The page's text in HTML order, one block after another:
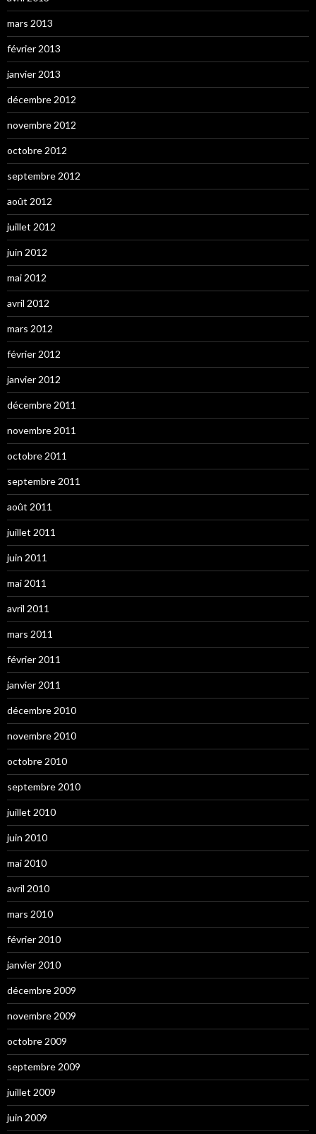
mars 2013
février 2013
janvier 2013
décembre 2012
novembre 2012
octobre 2012
septembre 2012
août 2012
juillet 2012
juin 2012
mai 2012
avril 2012
mars 2012
février 2012
janvier 2012
décembre 2011
novembre 2011
octobre 2011
septembre 2011
août 2011
juillet 2011
juin 2011
mai 2011
avril 2011
mars 2011
février 2011
janvier 2011
décembre 2010
novembre 2010
octobre 2010
septembre 2010
juillet 2010
juin 2010
mai 2010
avril 2010
mars 2010
février 2010
janvier 2010
décembre 2009
novembre 2009
octobre 2009
septembre 2009
juillet 2009
juin 2009